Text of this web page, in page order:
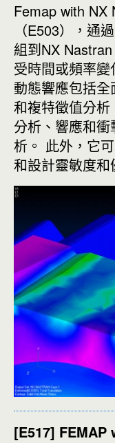
Femap with NX
（E503），通
組到NX
受時間或頻率變
動態響應包括
和複特徵值分
分析、響應和
析。 此外，它
和設計靈敏度和
[E517]